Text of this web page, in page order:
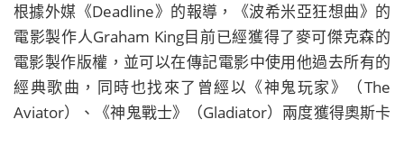
根據外媒《Deadline》的報導，《波希米亞狂想曲》的
電影製作人Graham King目前已經獲得了麥可傑克森的
電影製作版權，並可以在傳記電影中使用他過去所有的
經典歌曲，同時也找來了曾經以《神鬼玩家》（The
Aviator）、《神鬼戰士》（Gladiator）兩度獲得奧斯卡